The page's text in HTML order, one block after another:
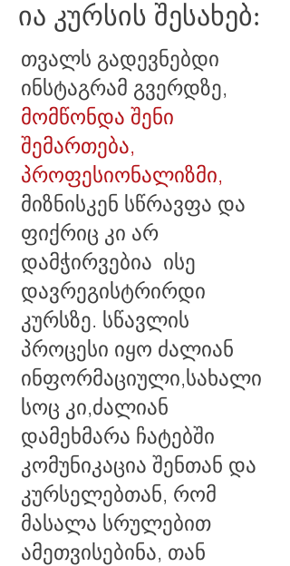
ია კურსის შესახებ:
თვალს გადევნებდი
ინსტაგრამ გვერდზე,
მომწონდა შენი
შემართება,
პროფესიონალიზმი,
მიზნისკენ სწრავფა და
ფიქრიც კი არ
დამჭირვებია ისე
დავრეგისტრირდი
კურსზე. სწავლის
პროცესი იყო ძალიან
ინფორმაციული,სახალი
სოც კი,ძალიან
დამეხმარა ჩატებში
კომუნიკაცია შენთან და
კურსელებთან, რომ
მასალა სრულებით
ამეთვისებინა, თან